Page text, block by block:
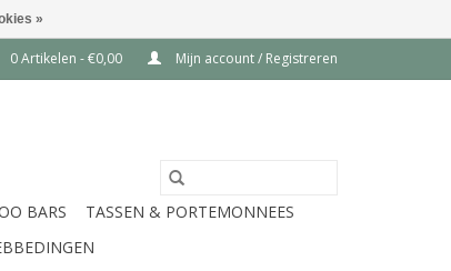
0 Artikelen - €0,00 Mijn account / Registreren
BARS
TASSEN & PORTEMONNEES
»